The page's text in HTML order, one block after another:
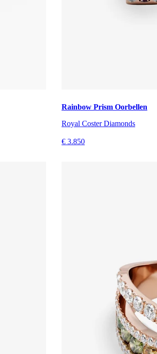
Rainbow Prism Oorbellen
Royal Coster Diamonds
€ 3.850